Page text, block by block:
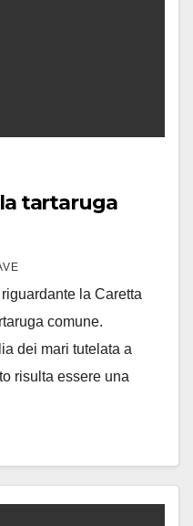
tartaruga
la Caretta
comune.
dei mari tutelata a
risulta essere una